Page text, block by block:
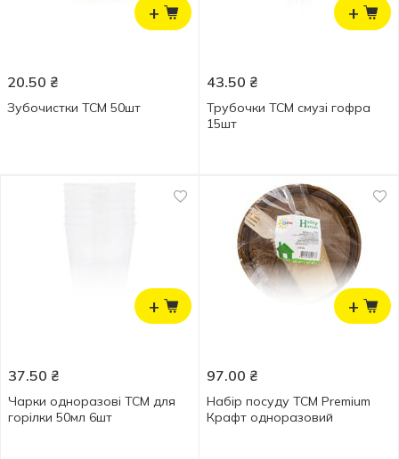
+
20.50 ₴
Зубочистки ТСМ 50шт
+
43.50 ₴
Трубочки ТСМ cмузі гофра
15шт
+
37.50 ₴
Чарки одноразові ТСМ для
горілки 50мл 6шт
+
97.00 ₴
Набір посуду ТСМ Premium
Крафт одноразовий